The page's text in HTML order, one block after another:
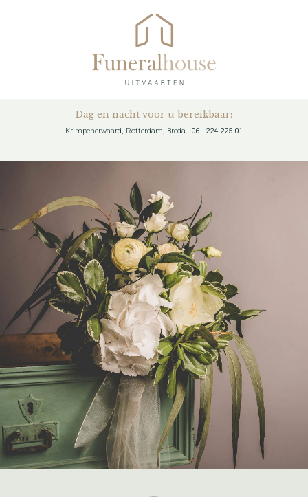
Dag en nacht voor u bereikbaar:
Krimpenerwaard, Rotterdam, Breda 06 - 224 225 01